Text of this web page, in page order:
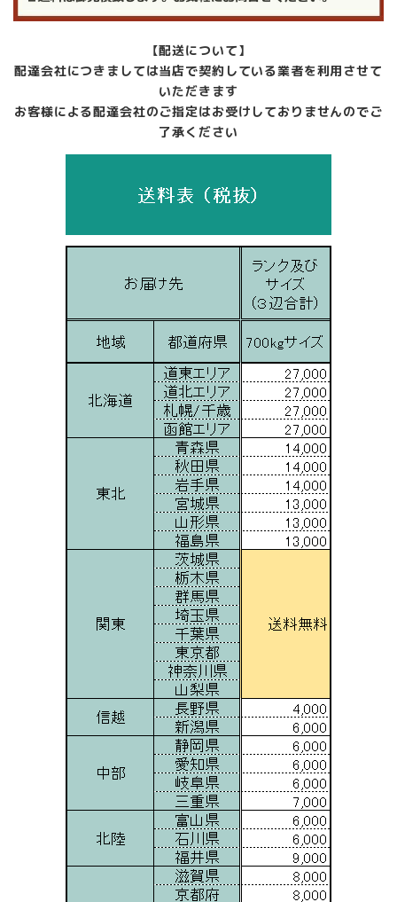
【配送について】
配達会社につきましては当店で契約している業者を利用させて
いただきます
お客様による配達会社のご指定はお受けしておりませんのでご
了承ください